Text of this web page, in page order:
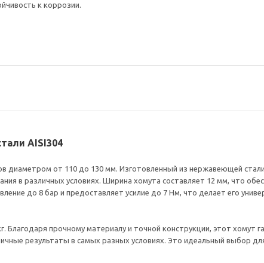
к коррозии.
AISI304
диаметром от 110 до 130 мм. Изготовленный из нержавеющей стали
в различных условиях. Ширина хомута составляет 12 мм, что
до 8 бар и предоставляет усилие до 7 Нм, что делает его
Благодаря прочному материалу и точной конструкции, этот хомут
результаты в самых разных условиях. Это идеальный выбор